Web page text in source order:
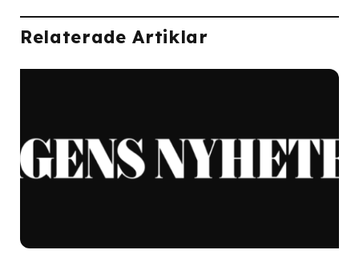
Relaterade Artiklar